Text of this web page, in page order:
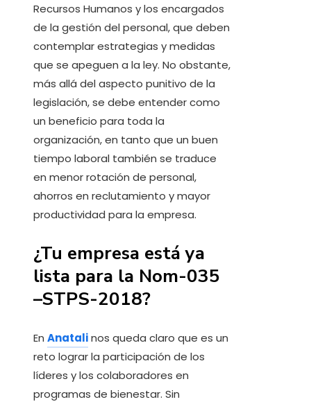
Recursos Humanos y los encargados
de la gestión del personal, que deben
contemplar estrategias y medidas
que se apeguen a la ley. No obstante,
más allá del aspecto punitivo de la
legislación, se debe entender como
un beneficio para toda la
organización, en tanto que un buen
tiempo laboral también se traduce
en menor rotación de personal,
ahorros en reclutamiento y mayor
productividad para la empresa.
¿Tu empresa está ya
lista para la Nom-035
–STPS-2018?
En Anatalinos queda claro que es un
reto lograr la participación de los
líderes y los colaboradores en
programas de bienestar. Sin